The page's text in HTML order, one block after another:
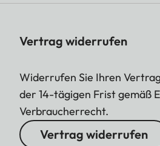
Vertrag widerrufen
Widerrufen Sie Ihren
der 14-tägigen Frist gemäß
Verbraucherrecht.
Vertrag widerrufen